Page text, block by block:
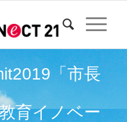
「市長
育イノベー